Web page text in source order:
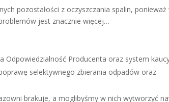
pozostałości z oczyszczania spalin, ponieważ
jest znacznie więcej…
Producenta oraz system
selektywnego zbierania odpadów oraz
brakuje, a moglibyśmy w nich wytworzyć